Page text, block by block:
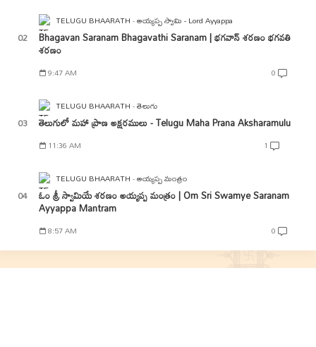
TELUGU BHAARATH అయ్యప్ప స్వామి - Lord Ayyappa
Bhagavan Saranam Bhagavathi Saranam | భగవాన్ శరణం భగవతి
శరణం
9:47 AM 0
TELUGU BHAARATH తెలుగు
తెలుగులో మహా ప్రాణ అక్షరములు - Telugu Maha Prana Aksharamulu
11:36 AM 1
TELUGU BHAARATH అయ్యప్ప మంత్రం
ఓం శ్రీ స్వామియే శరణం అయ్యప్ప మంత్రం | Om Sri Swamye Saranam
Ayyappa Mantram
8:57 AM 0